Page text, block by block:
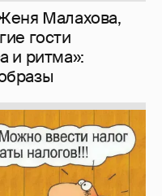
налоги? (или:
когда мы